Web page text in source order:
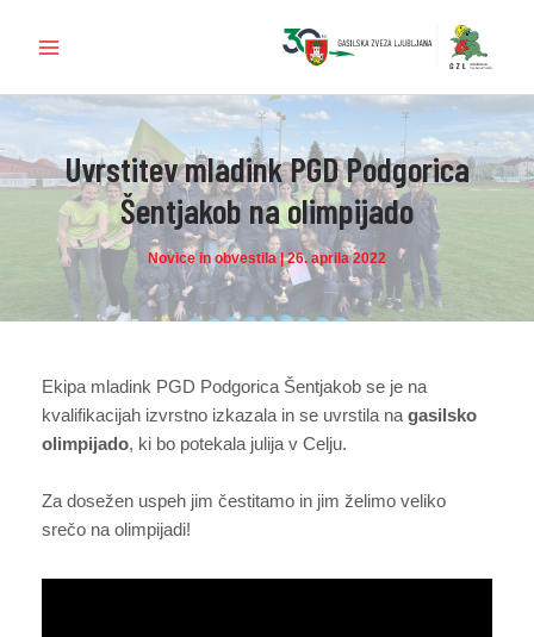
Menu
Uvrstitev mladink PGD Podgorica
Šentjakob na olimpijado
Novice in obvestila|26. aprila 2022
Ekipa mladink PGD Podgorica Šentjakob se je na
kvalifikacijah izvrstno izkazala in se uvrstila nagasilsko
olimpijado, ki bo potekala julija v Celju.
Za dosežen uspeh jim čestitamo in jim želimo veliko
srečo na olimpijadi!